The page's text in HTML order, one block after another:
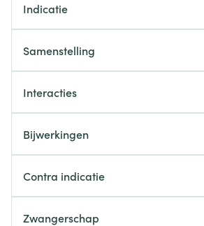
Indicatie
Samenstelling
Interacties
Bijwerkingen
Contra indicatie
Zwangerschap